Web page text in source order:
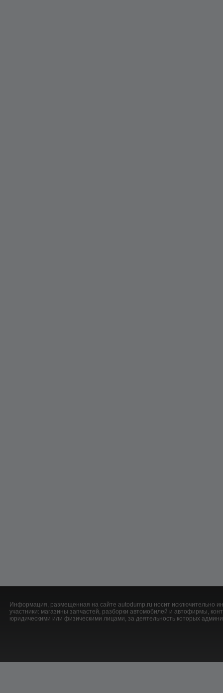
Информация, размещенная на сайте autodump.ru носит исключительно
участники: магазины запчастей, разборки автомобилей и автофирмы,
юридическими или физическими лицами, за деятельность которых